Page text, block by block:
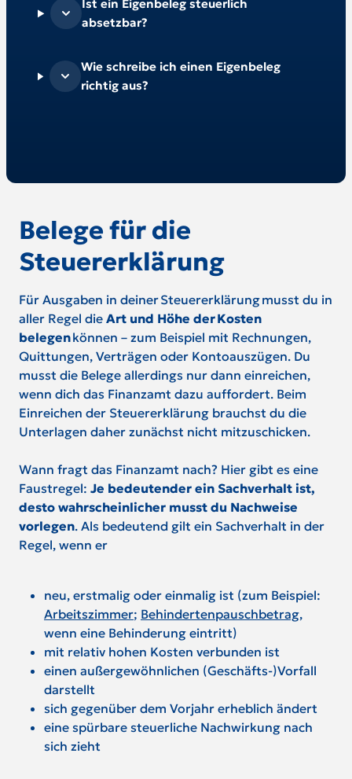
Ist ein Eigenbeleg steuerlich
absetzbar?
Wie schreibe ich einen Eigenbeleg
richtig aus?
Belege für die
Steuererklärung
Für Ausgaben in deiner Steuererklärung musst du in
aller Regel die Art und Höhe der Kosten
belegenkönnen – zum Beispiel mit Rechnungen,
Quittungen, Verträgen oder Kontoauszügen. Du
musst die Belege allerdings nur dann einreichen,
wenn dich das Finanzamt dazu auffordert. Beim
Einreichen der Steuererklärung brauchst du die
Unterlagen daher zunächst nicht mitzuschicken.
Wann fragt das Finanzamt nach? Hier gibt es eine
Faustregel: Je bedeutender ein Sachverhalt ist,
desto wahrscheinlicher musst du Nachweise
vorlegen. Als bedeutend gilt ein Sachverhalt in der
Regel, wenn er
neu, erstmalig oder einmalig ist (zum Beispiel:
Arbeitszimmer; Behindertenpauschbetrag,
wenn eine Behinderung eintritt)
mit relativ hohen Kosten verbunden ist
einen außergewöhnlichen (Geschäfts-)Vorfall
darstellt
sich gegenüber dem Vorjahr erheblich ändert
eine spürbare steuerliche Nachwirkung nach
sich zieht